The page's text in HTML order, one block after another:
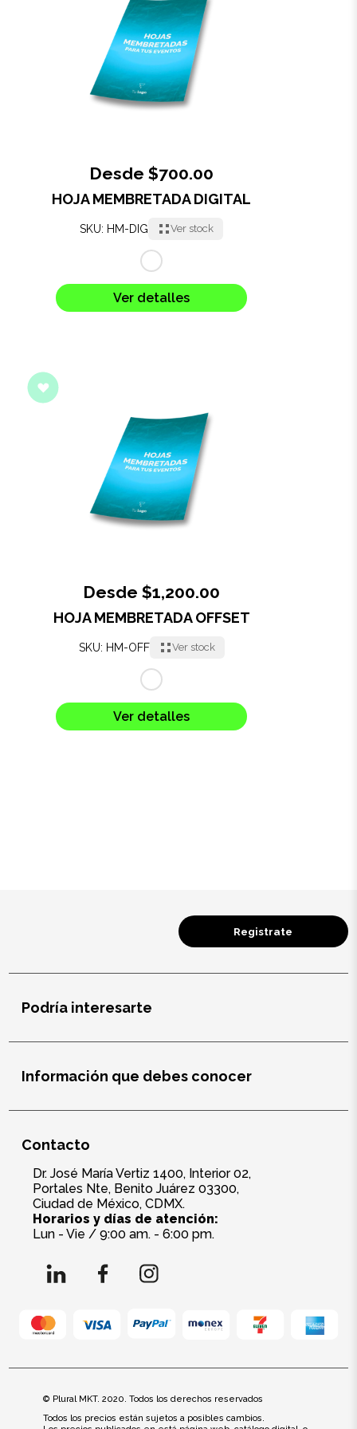
Ecológicos
Llaveros
Herramientas
Targus
Entretenimiento
Desde $700.00
HOJA MEMBRETADA DIGITAL
SKU: HM-DIG Ver stock
Ver detalles
Desde $1,200.00
HOJA MEMBRETADA OFFSET
SKU: HM-OFF Ver stock
Ver detalles
Registrate
Podría interesarte
Información que debes conocer
Contacto
Dr. José María Vertiz 1400, Interior 02,
Portales Nte, Benito Juárez 03300,
Ciudad de México, CDMX.
Horarios y días de atención:
Lun - Vie / 9:00 am. - 6:00 pm.
© Plural MKT. 2020. Todos los derechos reservados
Todos los precios están sujetos a posibles cambios.